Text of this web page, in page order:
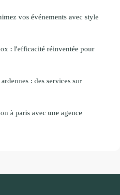
vos événements avec style
: l'efficacité réinventée pour
: des services sur
à paris avec une agence